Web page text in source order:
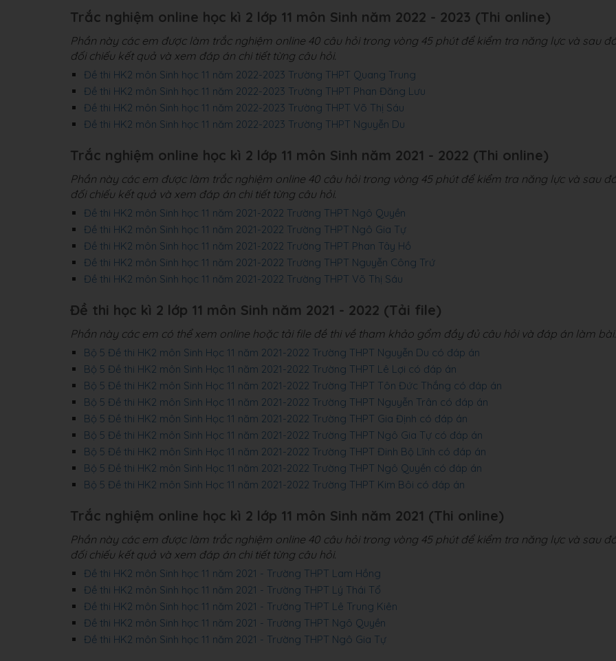
Trắc nghiệm online học kì 2 lớp 11 môn Sinh năm 2022 - 2023 (Thi online)
Phần này các em được làm trắc nghiệm online 40 câu hỏi trong vòng 45 phút để kiểm tra năng lực và sau
đối chiếu kết quả và xem đáp án chi tiết từng câu hỏi.
Đề thi HK2 môn Sinh học 11 năm 2022-2023 Trường THPT Quang Trung
Đề thi HK2 môn Sinh học 11 năm 2022-2023 Trường THPT Phan Đăng Lưu
Đề thi HK2 môn Sinh học 11 năm 2022-2023 Trường THPT Võ Thị Sáu
Đề thi HK2 môn Sinh học 11 năm 2022-2023 Trường THPT Nguyễn Du
Trắc nghiệm online học kì 2 lớp 11 môn Sinh năm 2021 - 2022 (Thi online)
Phần này các em được làm trắc nghiệm online 40 câu hỏi trong vòng 45 phút để kiểm tra năng lực và sau
đối chiếu kết quả và xem đáp án chi tiết từng câu hỏi.
Đề thi HK2 môn Sinh học 11 năm 2021-2022 Trường THPT Ngô Quyền
Đề thi HK2 môn Sinh học 11 năm 2021-2022 Trường THPT Ngô Gia Tự
Đề thi HK2 môn Sinh học 11 năm 2021-2022 Trường THPT Phan Tây Hồ
Đề thi HK2 môn Sinh học 11 năm 2021-2022 Trường THPT Nguyễn Công Trứ
Đề thi HK2 môn Sinh học 11 năm 2021-2022 Trường THPT Võ Thị Sáu
Đề thi học kì 2 lớp 11 môn Sinh năm 2021 - 2022 (Tải file)
Phần này các em có thể xem online hoặc tải file đề thi về tham khảo gổm đầy đủ câu hỏi và đáp án làm bài.
Bộ 5 Đề thi HK2 môn Sinh Học 11 năm 2021-2022 Trường THPT Nguyễn Du có đáp án
Bộ 5 Đề thi HK2 môn Sinh Học 11 năm 2021-2022 Trường THPT Lê Lợi có đáp án
Bộ 5 Đề thi HK2 môn Sinh Học 11 năm 2021-2022 Trường THPT Tôn Đức Thắng có đáp án
Bộ 5 Đề thi HK2 môn Sinh Học 11 năm 2021-2022 Trường THPT Nguyễn Trân có đáp án
Bộ 5 Đề thi HK2 môn Sinh Học 11 năm 2021-2022 Trường THPT Gia Định có đáp án
Bộ 5 Đề thi HK2 môn Sinh Học 11 năm 2021-2022 Trường THPT Ngô Gia Tự có đáp án
Bộ 5 Đề thi HK2 môn Sinh Học 11 năm 2021-2022 Trường THPT Đinh Bộ Lĩnh có đáp án
Bộ 5 Đề thi HK2 môn Sinh Học 11 năm 2021-2022 Trường THPT Ngô Quyền có đáp án
Bộ 5 Đề thi HK2 môn Sinh Học 11 năm 2021-2022 Trường THPT Kim Bôi có đáp án
Trắc nghiệm online học kì 2 lớp 11 môn Sinh năm 2021 (Thi online)
Phần này các em được làm trắc nghiệm online 40 câu hỏi trong vòng 45 phút để kiểm tra năng lực và sau
đối chiếu kết quả và xem đáp án chi tiết từng câu hỏi.
Đề thi HK2 môn Sinh học 11 năm 2021 - Trường THPT Lam Hồng
Đề thi HK2 môn Sinh học 11 năm 2021 - Trường THPT Lý Thái Tổ
Đề thi HK2 môn Sinh học 11 năm 2021 - Trường THPT Lê Trung Kiên
Đề thi HK2 môn Sinh học 11 năm 2021 - Trường THPT Ngô Quyền
Đề thi HK2 môn Sinh học 11 năm 2021 - Trường THPT Ngô Gia Tự